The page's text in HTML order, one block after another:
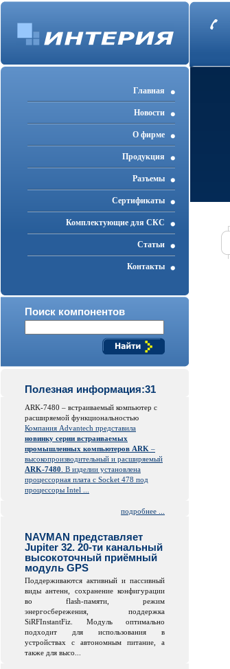
Главная
Новости
О фирме
Продукция
Разъемы
Cертификаты
Комплектующие для СКС
Статьи
Контакты
Поиск компонентов
Полезная информация:31
ARK-7480 – встраиваемый компьютер с
расширяемой функциональностью
Компания Advantech представила
новинку серии встраиваемых
промышленных компьютеров ARK –
высокопроизводительный и расширяемый
ARK-7480 . В изделии установлена
процессорная плата с Socket 478 под
процессоры Intel ...
подробнее ...
NAVMAN представляет
Jupiter 32. 20-ти канальный
высокоточный приёмный
модуль GPS
Поддерживаются активный и пассивный
виды антенн, сохранение конфигурации
во flash-памяти, режим
энергосбережения, поддержка
SiRFInstantFiz. Модуль оптимально
подходит для использования в
устройствах с автономным питание, а
также для высо...